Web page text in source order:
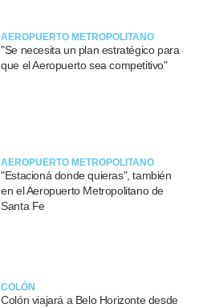
AEROPUERTO METROPOLITANO
"Se necesita un plan estratégico para
que el Aeropuerto sea competitivo"
AEROPUERTO METROPOLITANO
"Estacioná donde quieras", también
en el Aeropuerto Metropolitano de
Santa Fe
COLÓN
Colón viajará a Belo Horizonte desde